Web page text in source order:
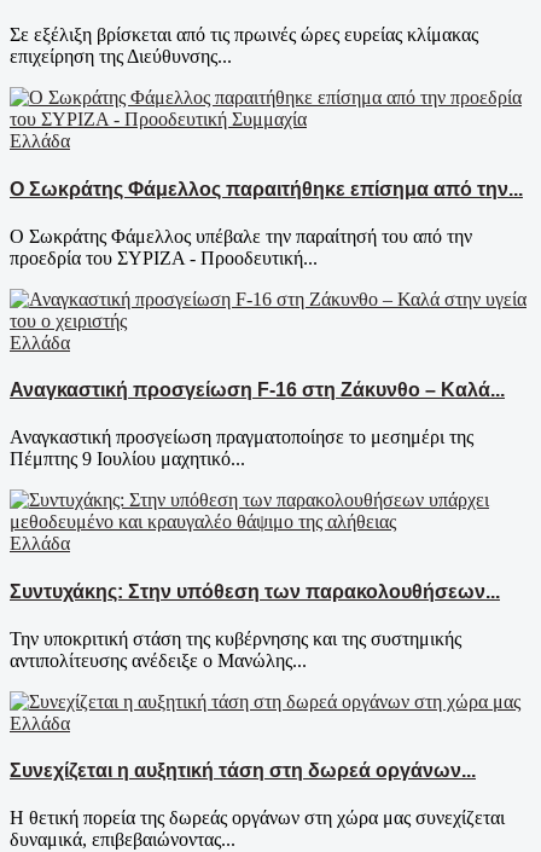
Σε εξέλιξη βρίσκεται από τις πρωινές ώρες ευρείας κλίμακας
επιχείρηση της Διεύθυνσης...
Ελλάδα
Ο Σωκράτης Φάμελλος παραιτήθηκε επίσημα από την...
Ο Σωκράτης Φάμελλος υπέβαλε την παραίτησή του από την
προεδρία του ΣΥΡΙΖΑ - Προοδευτική...
Ελλάδα
Αναγκαστική προσγείωση F-16 στη Ζάκυνθο – Καλά...
Αναγκαστική προσγείωση πραγματοποίησε το μεσημέρι της
Πέμπτης 9 Ιουλίου μαχητικό...
Ελλάδα
Συντυχάκης: Στην υπόθεση των παρακολουθήσεων...
Την υποκριτική στάση της κυβέρνησης και της συστημικής
αντιπολίτευσης ανέδειξε ο Μανώλης...
Ελλάδα
Συνεχίζεται η αυξητική τάση στη δωρεά οργάνων...
Η θετική πορεία της δωρεάς οργάνων στη χώρα μας συνεχίζεται
δυναμικά, επιβεβαιώνοντας...